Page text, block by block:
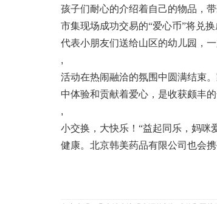
孩子们耐心的介绍着自己的物品，
市集现场成功交易的“爱心币”将兑
代表小朋友们送给山区的幼儿园 ，
,
活动在热闹融洽的氛围中圆满结束
中体验和贡献着爱心，是收获颇丰的
,
小交换，大快乐！ “益起同乐，妈咪
健康。北京韩美药品有限公司也会